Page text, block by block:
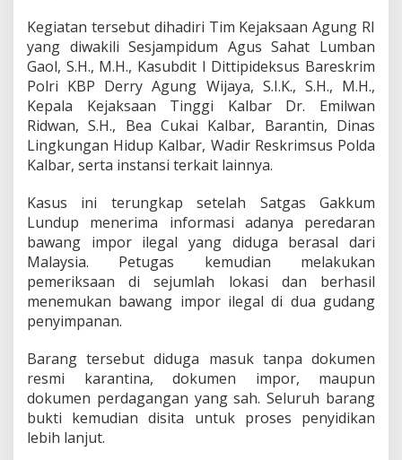
b
u
a
n
K
l
o
g
m
a
w
a
n
g
p
I
l
Kegiatan tersebut dihadiri Tim Kejaksaan Agung RI
yang diwakili Sesjampidum Agus Sahat Lumban
Gaol, S.H., M.H., Kasubdit I Dittipideksus Bareskrim
Polri KBP Derry Agung Wijaya, S.I.K., S.H., M.H.,
Kepala Kejaksaan Tinggi Kalbar Dr. Emilwan
Ridwan, S.H., Bea Cukai Kalbar, Barantin, Dinas
Lingkungan Hidup Kalbar, Wadir Reskrimsus Polda
Kalbar, serta instansi terkait lainnya.
Kasus ini terungkap setelah Satgas Gakkum
Lundup menerima informasi adanya peredaran
bawang impor ilegal yang diduga berasal dari
Malaysia. Petugas kemudian melakukan
pemeriksaan di sejumlah lokasi dan berhasil
menemukan bawang impor ilegal di dua gudang
penyimpanan.
Barang tersebut diduga masuk tanpa dokumen
resmi karantina, dokumen impor, maupun
dokumen perdagangan yang sah. Seluruh barang
bukti kemudian disita untuk proses penyidikan
lebih lanjut.